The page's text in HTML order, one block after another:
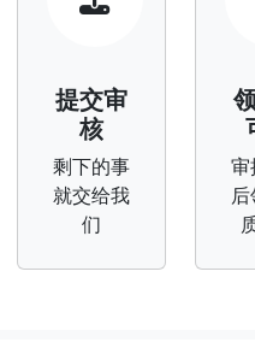
提交审
核
剩下的事
就交给我
们
审